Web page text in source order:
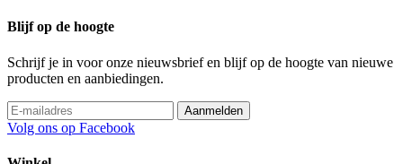
Blijf op de hoogte
Schrijf je in voor onze nieuwsbrief en blijf op de hoogte van nieuwe
producten en aanbiedingen.
Volg ons op Facebook